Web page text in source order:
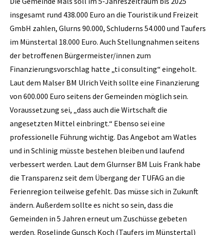
insgesamt rund 438.000 Euro an die Touristik und Freizeit
GmbH zahlen, Glurns 90.000, Schluderns 54.000 und Taufers
im Münstertal 18.000 Euro. Auch Stellungnahmen seitens
der betroffenen Bürgermeister/innen zum
Finanzierungsvorschlag hatte „ti consulting“ eingeholt.
Laut dem Malser BM Ulrich Veith sollte eine Finanzierung
von 600.000 Euro seitens der Gemeinden möglich sein.
Voraussetzung sei, „dass auch die Wirtschaft die
angesetzten Mittel einbringt.“ Ebenso sei eine
professionelle Führung wichtig. Das Angebot am Watles
und in Schlinig müsste bestehen bleiben und laufend
verbessert werden. Laut dem Glurnser BM Luis Frank habe
die Transparenz seit dem Übergang der TUFAG an die
Ferienregion teilweise gefehlt. Das müsse sich in Zukunft
ändern. Außerdem sollte es nicht so sein, dass die
Gemeinden in 5 Jahren erneut um Zuschüsse gebeten
werden. Roselinde Gunsch Koch (Taufers im Münstertal)